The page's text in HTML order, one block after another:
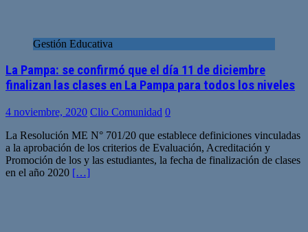
Gestión Educativa
La Pampa: se confirmó que el día 11 de diciembre
finalizan las clases en La Pampa para todos los niveles
4 noviembre, 2020 Clio Comunidad 0
La Resolución ME N° 701/20 que establece definiciones vinculadas
a la aprobación de los criterios de Evaluación, Acreditación y
Promoción de los y las estudiantes, la fecha de finalización de clases
en el año 2020 […]